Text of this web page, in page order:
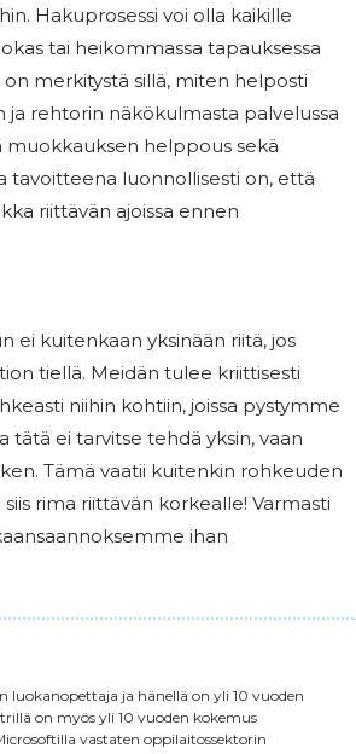
Hakuprosessi voi olla kaikille
tai heikommassa tapauksessa
merkitystä sillä, miten helposti
rehtorin näkökulmasta palvelussa
helppous sekä
tavoitteena luonnollisesti on, että
riittävän ajoissa ennen
kuitenkaan yksinään riitä, jos
tiellä. Meidän tulee kriittisesti
niihin kohtiin, joissa pystymme
tätä ei tarvitse tehdä yksin, vaan
Tämä vaatii kuitenkin rohkeuden
rima riittävän korkealle! Varmasti
ihan
ja hänellä on yli 10 vuoden
on myös yli 10 vuoden kokemus
vastaten oppilaitossektorin